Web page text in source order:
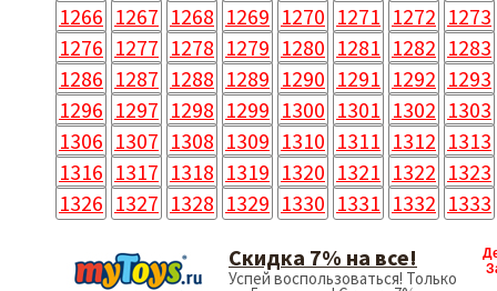
1266 1267 1268 1269 1270 1271 1272 1273
1276 1277 1278 1279 1280 1281 1282 1283
1286 1287 1288 1289 1290 1291 1292 1293
1296 1297 1298 1299 1300 1301 1302 1303
1306 1307 1308 1309 1310 1311 1312 1313
1316 1317 1318 1319 1320 1321 1322 1323
1326 1327 1328 1329 1330 1331 1332 1333
Скидка 7% на все!
Успей воспользоваться! Только